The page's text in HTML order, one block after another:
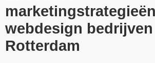
webdesign
Rotterdam